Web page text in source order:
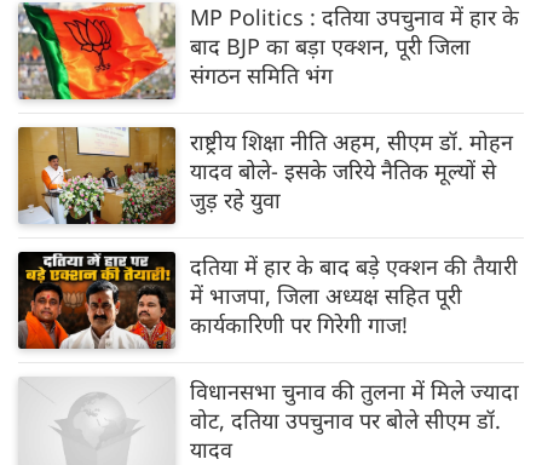
MP Politics : दतिया उपचुनाव में हार के
बाद BJP का बड़ा एक्शन, पूरी जिला
संगठन समिति भंग
राष्ट्रीय शिक्षा नीति अहम, सीएम डॉ. मोहन
यादव बोले- इसके जरिये नैतिक मूल्यों से
जुड़ रहे युवा
दतिया में हार के बाद बड़े एक्शन की तैयारी
में भाजपा, जिला अध्यक्ष सहित पूरी
कार्यकारिणी पर गिरेगी गाज!
विधानसभा चुनाव की तुलना में मिले ज्यादा
वोट, दतिया उपचुनाव पर बोले सीएम डॉ.
यादव